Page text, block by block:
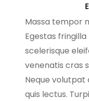
Massa tempor
Egestas
scelerisque
venenatis cras
Neque
quis lectus.